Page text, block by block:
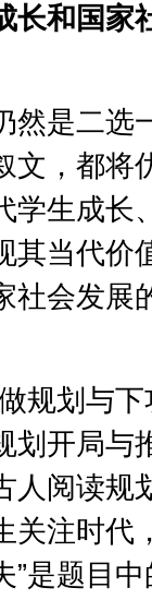
长和国家
是二选
文，都将
学生成长
其当代价
社会发展
规划与下
划开局与
人阅读规
关注时代
”是题目